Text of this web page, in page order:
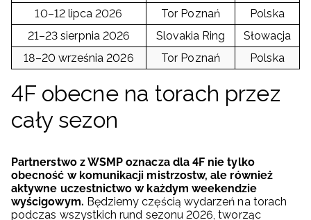
10–12 lipca 2026
Tor Poznań
Polska
21–23 sierpnia 2026
Slovakia Ring
Słowacja
18–20 września 2026
Tor Poznań Polska
4F obecne na torach przez
cały sezon
Partnerstwo z WSMP oznacza dla 4F nie tylko
obecność w komunikacji mistrzostw, ale również
aktywne uczestnictwo w każdym weekendzie
wyścigowym. Będziemy częścią wydarzeń na torach
podczas wszystkich rund sezonu 2026, tworząc